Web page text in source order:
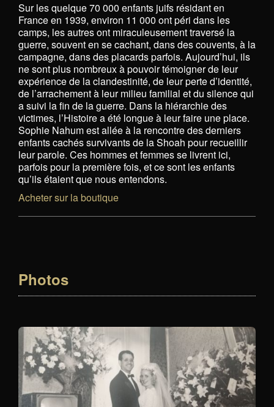
Sur les quelque 70 000 enfants juifs résidant en
France en 1939, environ 11 000 ont péri dans les
camps, les autres ont miraculeusement traversé la
guerre, souvent en se cachant, dans des couvents, à la
campagne, dans des placards parfois. Aujourd’hui, ils
ne sont plus nombreux à pouvoir témoigner de leur
expérience de la clandestinité, de leur perte d’identité,
de l’arrachement à leur milieu familial et du silence qui
a suivi la fin de la guerre. Dans la hiérarchie des
victimes, l’Histoire a été longue à leur faire une place.
Sophie Nahum est allée à la rencontre des derniers
enfants cachés survivants de la Shoah pour recueillir
leur parole. Ces hommes et femmes se livrent ici,
parfois pour la première fois, et ce sont les enfants
qu’ils étaient que nous entendons.
Acheter sur la boutique
Photos